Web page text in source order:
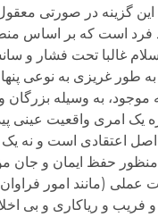
این گزینه در صورتی
اسلام غالبا تحت فشار و
طور غریزی به نوعی
موجود، به وسیله
یک امری واقعیت عینی
اصل اعتقادی است و نه
عملی (مانند امور
فریب و ریاکاری و بی